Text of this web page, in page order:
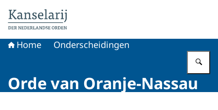
Home Onderscheidingen
Orde van Oranje-Nassau